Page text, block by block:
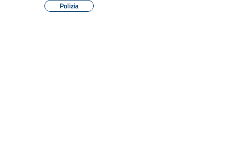
Polizia